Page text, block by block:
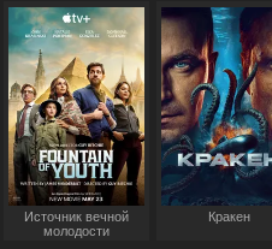
Источник вечной
молодости
Кракен